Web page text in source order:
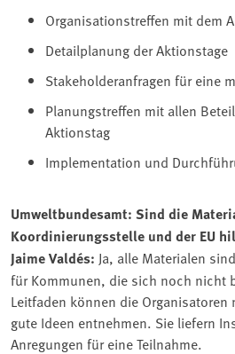
Organisationstreffen mit dem
Detailplanung der Aktionstage
Stakeholderanfragen für eine
Planungstreffen mit allen
Aktionstag
Implementation und
Umweltbundesamt: Sind die
Koordinierungsstelle und der EU
Jaime Valdés: Ja, alle Materialen
für Kommunen, die sich noch nicht
Leitfaden können die Organisatoren
gute Ideen entnehmen. Sie liefern
Anregungen für eine Teilnahme.